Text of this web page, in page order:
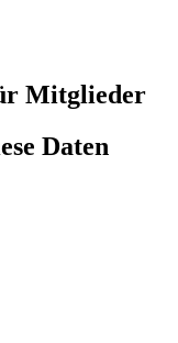
Mitglieder
Daten